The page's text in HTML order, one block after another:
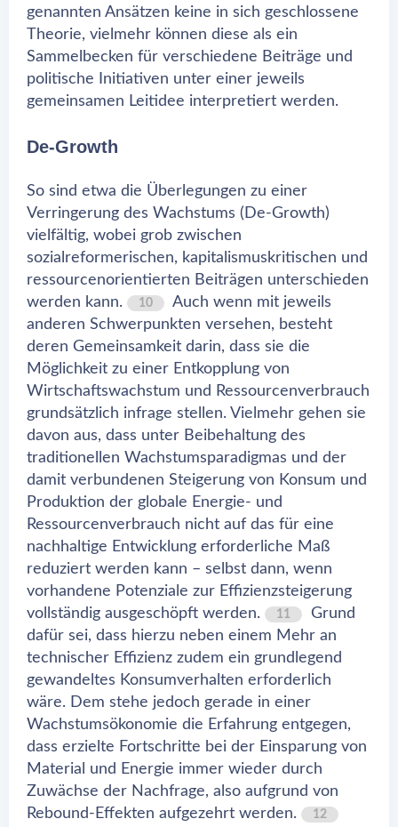
genannten Ansätzen keine in sich geschlossene
Theorie, vielmehr können diese als ein
Sammelbecken für verschiedene Beiträge und
politische Initiativen unter einer jeweils
gemeinsamen Leitidee interpretiert werden.
De-Growth
So sind etwa die Überlegungen zu einer
Verringerung des Wachstums (De-Growth)
vielfältig, wobei grob zwischen
sozialreformerischen, kapitalismuskritischen und
ressourcenorientierten Beiträgen unterschieden
werden kann.
10
Auch wenn mit jeweils
anderen Schwerpunkten versehen, besteht
deren Gemeinsamkeit darin, dass sie die
Möglichkeit zu einer Entkopplung von
Wirtschaftswachstum und Ressourcenverbrauch
grundsätzlich infrage stellen. Vielmehr gehen sie
davon aus, dass unter Beibehaltung des
traditionellen Wachstumsparadigmas und der
damit verbundenen Steigerung von Konsum und
Produktion der globale Energie- und
Ressourcenverbrauch nicht auf das für eine
nachhaltige Entwicklung erforderliche Maß
reduziert werden kann – selbst dann, wenn
vorhandene Potenziale zur Effizienzsteigerung
vollständig ausgeschöpft werden.
11
Grund
dafür sei, dass hierzu neben einem Mehr an
technischer Effizienz zudem ein grundlegend
gewandeltes Konsumverhalten erforderlich
wäre. Dem stehe jedoch gerade in einer
Wachstumsökonomie die Erfahrung entgegen,
dass erzielte Fortschritte bei der Einsparung von
Material und Energie immer wieder durch
Zuwächse der Nachfrage, also aufgrund von
Rebound-Effekten aufgezehrt werden.
12